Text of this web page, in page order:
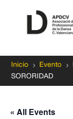
Inicio 5 Evento 5
SORORIDAD
« All Events